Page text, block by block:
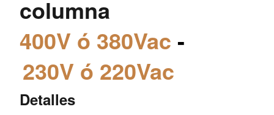
columna
400V ó 380Vac -
230V ó 220Vac
Detalles